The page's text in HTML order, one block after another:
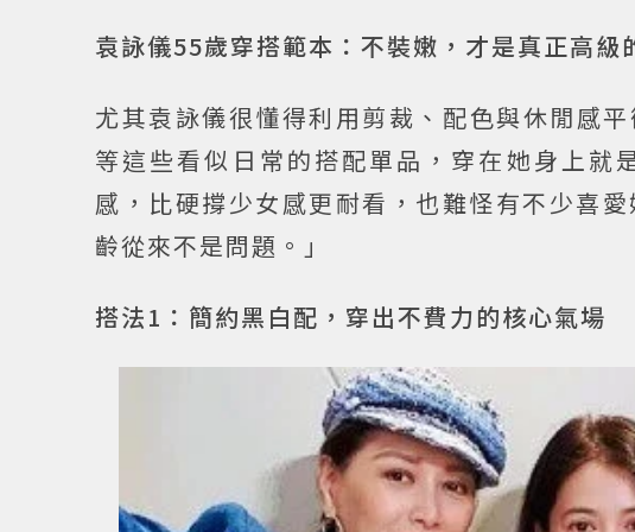
袁詠儀55歲穿搭範本：不裝嫩，才是真正高級
尤其袁詠儀很懂得利用剪裁、配色與休閒感
等這些看似日常的搭配單品，穿在她身上就
感，比硬撐少女感更耐看，也難怪有不少喜
齡從來不是問題。」
搭法1：簡約黑白配，穿出不費力的核心氣場